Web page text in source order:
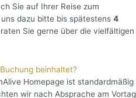
Sie auf Ihrer Reise zum
dazu bitte bis spätestens 4
Sie gerne über die vielfältigen
beinhaltet?
Homepage ist standardmäßig
wir nach Absprache am Vortag